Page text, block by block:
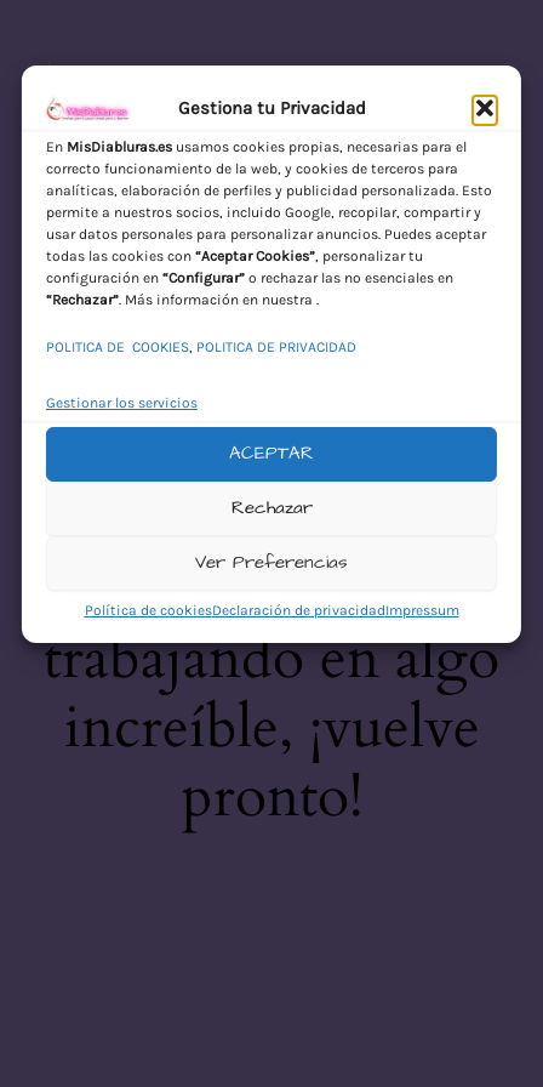
Gestiona tu Privacidad
En MisDiabluras.esusamos cookies propias, necesarias para el
correcto funcionamiento de la web, y cookies de terceros para
analíticas, elaboración de perfiles y publicidad personalizada. Esto
permite a nuestros socios, incluido Google, recopilar, compartir y
usar datos personales para personalizar anuncios. Puedes aceptar
todas las cookies con “Aceptar Cookies”, personalizar tu
configuración en “Configurar”o rechazar las no esenciales en
“Rechazar”. Más información en nuestra .
POLITICA DE COOKIES, POLITICA DE PRIVACIDAD
Gestionar los servicios
ACEPTAR
Rechazar
Ver Preferencias
Política de cookiesDeclaración de privacidadImpressum
MisDiabluras | Sexshop Online con Envío
Discreto en España
Acceder
¡Disculpa este
desastre! Estamos
trabajando en algo
increíble, ¡vuelve
pronto!